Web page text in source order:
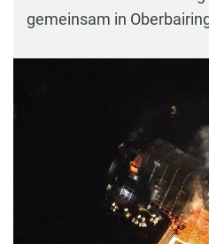
gemeinsam in